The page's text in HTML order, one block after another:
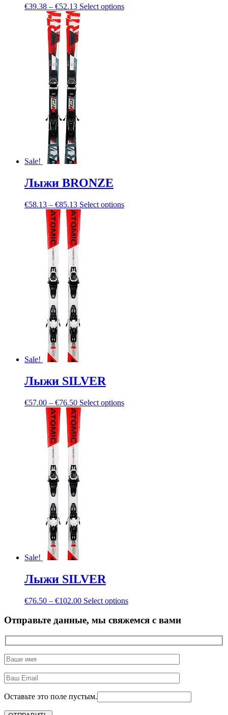
€39.38 – €52.13 Select options
Sale!
Лыжи BRONZE
€58.13 – €85.13 Select options
Sale!
Лыжи SILVER
€57.00 – €76.50 Select options
Sale!
Лыжи SILVER
€76.50 – €102.00 Select options
Отправьте данные, мы свяжемся с вами
Оставьте это поле пустым.